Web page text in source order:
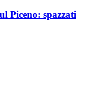
Piceno: spazzati